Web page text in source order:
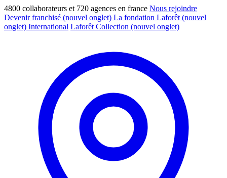
4800 collaborateurs et 720 agences en france Nous rejoindre
Devenir franchisé (nouvel onglet) La fondation Laforêt (nouvel
onglet) International Laforêt Collection (nouvel onglet)